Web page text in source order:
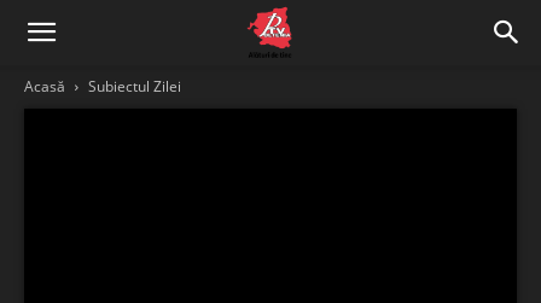
Acasă Subiectul Zilei